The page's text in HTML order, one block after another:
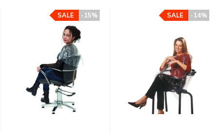
-15%
SALE -14%
SALE